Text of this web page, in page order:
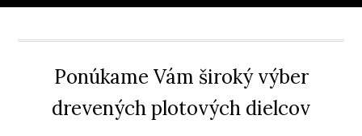
Ponúkame Vám široký výber
drevených plotových dielcov